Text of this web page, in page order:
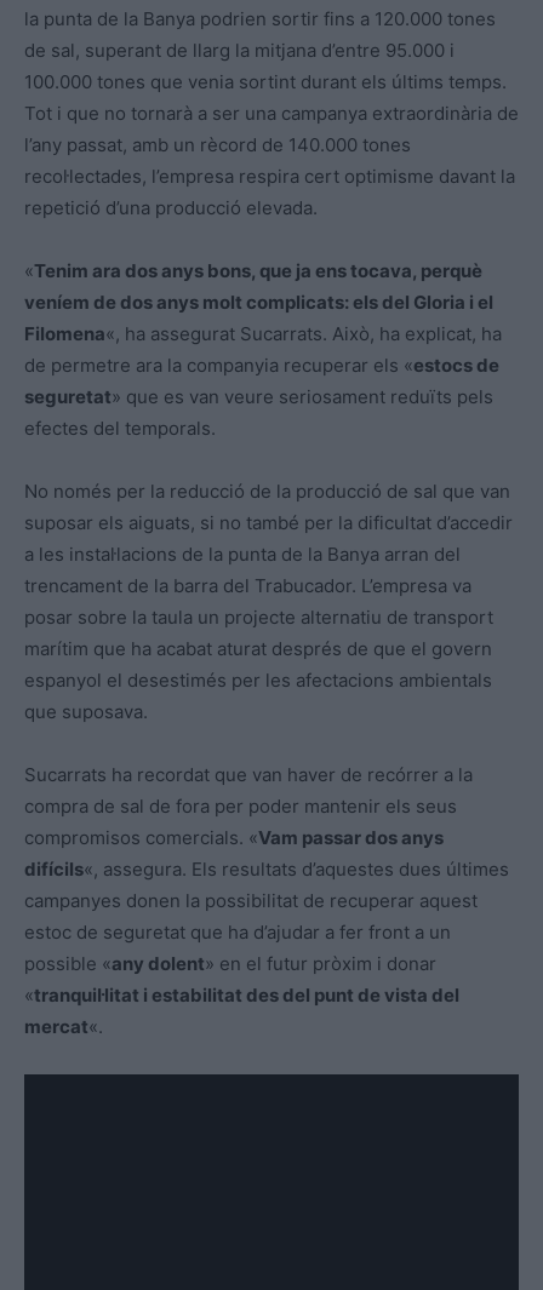
la punta de la Banya podrien sortir fins a 120.000 tones
de sal, superant de llarg la mitjana d’entre 95.000 i
100.000 tones que venia sortint durant els últims temps.
Tot i que no tornarà a ser una campanya extraordinària de
l’any passat, amb un rècord de 140.000 tones
recol·lectades, l’empresa respira cert optimisme davant la
repetició d’una producció elevada.
«Tenim ara dos anys bons, que ja ens tocava, perquè
veníem de dos anys molt complicats: els del Gloria i el
Filomena«, ha assegurat Sucarrats. Això, ha explicat, ha
de permetre ara la companyia recuperar els «estocs de
seguretat» que es van veure seriosament reduïts pels
efectes del temporals.
No només per la reducció de la producció de sal que van
suposar els aiguats, si no també per la dificultat d’accedir
a les instal·lacions de la punta de la Banya arran del
trencament de la barra del Trabucador. L’empresa va
posar sobre la taula un projecte alternatiu de transport
marítim que ha acabat aturat després de que el govern
espanyol el desestimés per les afectacions ambientals
que suposava.
Sucarrats ha recordat que van haver de recórrer a la
compra de sal de fora per poder mantenir els seus
compromisos comercials. «Vam passar dos anys
difícils«, assegura. Els resultats d’aquestes dues últimes
campanyes donen la possibilitat de recuperar aquest
estoc de seguretat que ha d’ajudar a fer front a un
possible «any dolent» en el futur pròxim i donar
«tranquil·litat i estabilitat des del punt de vista del
mercat«.